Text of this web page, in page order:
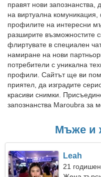
правят нови
на виртуална
профилите на интересни
разширите възможностите
флиртувате в специален
намиране на нови
потребители с уникална
профили. Сайтът ще ви
приятел, да изградите
красиви снимки.
запознанства Maroubra за
Мъже и
Leah
21